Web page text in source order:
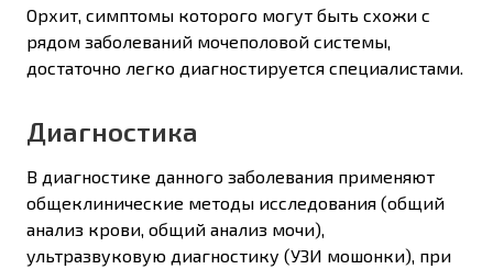
Орхит, симптомы которого могут быть схожи с
рядом заболеваний мочеполовой системы,
достаточно легко диагностируется специалистами.
Диагностика
В диагностике данного заболевания применяют
общеклинические методы исследования (общий
анализ крови, общий анализ мочи),
ультразвуковую диагностику (УЗИ мошонки), при